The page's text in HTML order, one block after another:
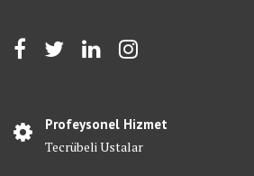
Profeysonel Hizmet
Tecrübeli Ustalar